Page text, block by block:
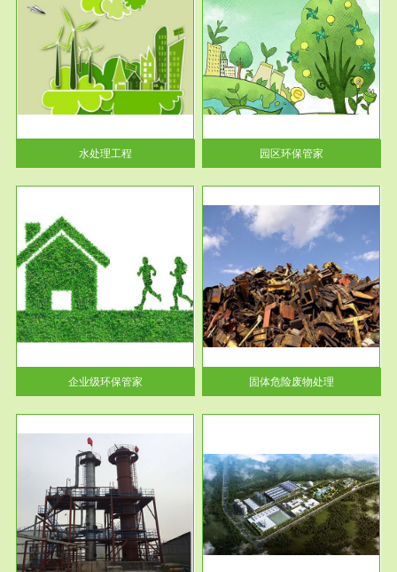
水处理工程
服务范围
园区环保管家
2016 年 4 月，环保部下发《关
于积极发挥环境保护作用促进供
给侧结...
园区环保管家
企业级环保管家
服务范围
固体危险废物处理
固体废物解释：固体废物是指人
们在生产建设、日常生活和其他
活动中...
固体危险废物处理
服务范围
市政固废处理
蔚蓝生态环境科技所从事的市政